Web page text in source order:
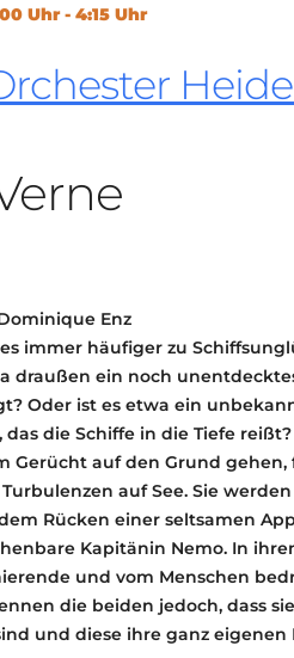
TRANSPARENZ
BEANTRAGEN
Uhr - 4:15 Uhr
Enz
immer häufiger zu
draußen ein noch
Oder ist es etwa ein
die Schiffe in die Tiefe
Gerücht auf den Grund
auf See. Sie
Rücken einer seltsamen
Kapitänin Nemo. In
und vom Menschen
die beiden jedoch, dass
und diese ihre ganz